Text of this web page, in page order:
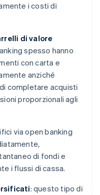
i costi di
di valore
spesso hanno
con carta e
anziché
completare acquisti
proporzionali agli
via open banking
di fondi e
i flussi di cassa.
: questo tipo di